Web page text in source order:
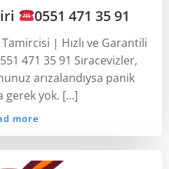
0551 471 35 91
Tamircisi | Hızlı ve Garantili
471 35 91 Sıracevizler,
arızalandıysa panik
gerek yok. […]
more